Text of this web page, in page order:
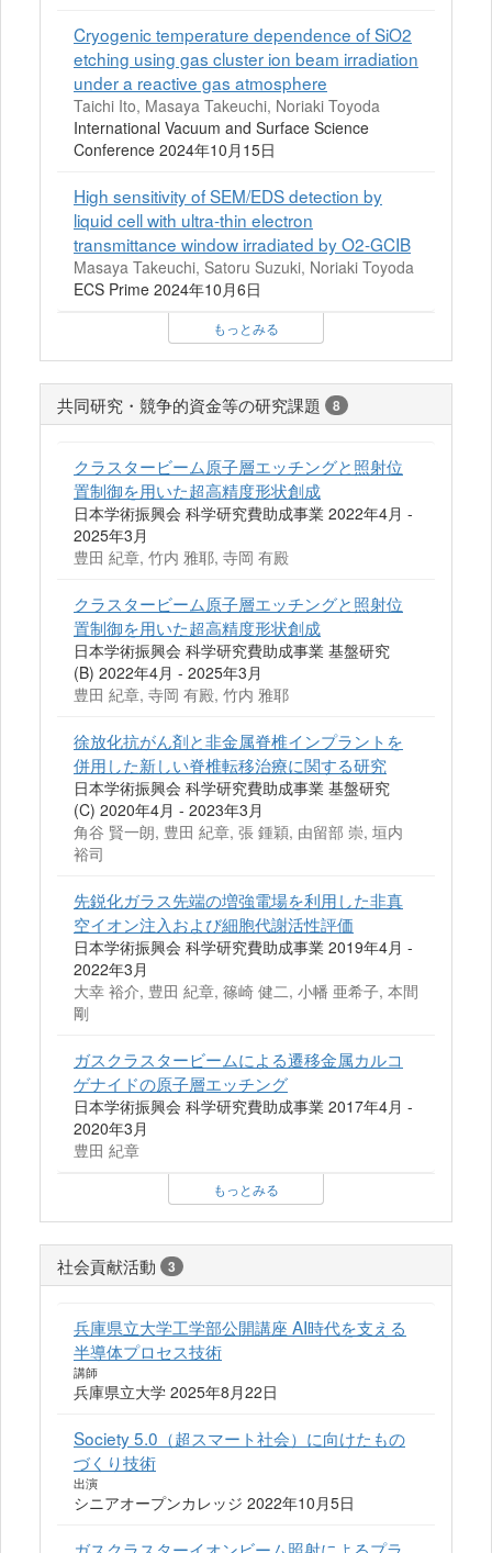
Cryogenic temperature dependence of SiO2
etching using gas cluster ion beam irradiation
under a reactive gas atmosphere
Taichi Ito, Masaya Takeuchi, Noriaki Toyoda
International Vacuum and Surface Science
Conference 2024年10月15日
High sensitivity of SEM/EDS detection by
liquid cell with ultra-thin electron
transmittance window irradiated by O2-GCIB
Masaya Takeuchi, Satoru Suzuki, Noriaki Toyoda
ECS Prime 2024年10月6日
もっとみる
共同研究・競争的資金等の研究課題 8
クラスタービーム原子層エッチングと照射位
置制御を用いた超高精度形状創成
日本学術振興会 科学研究費助成事業 2022年4月 -
2025年3月
豊田 紀章, 竹内 雅耶, 寺岡 有殿
クラスタービーム原子層エッチングと照射位
置制御を用いた超高精度形状創成
日本学術振興会 科学研究費助成事業 基盤研究
(B) 2022年4月 - 2025年3月
豊田 紀章, 寺岡 有殿, 竹内 雅耶
徐放化抗がん剤と非金属脊椎インプラントを
併用した新しい脊椎転移治療に関する研究
日本学術振興会 科学研究費助成事業 基盤研究
(C) 2020年4月 - 2023年3月
角谷 賢一朗, 豊田 紀章, 張 鍾穎, 由留部 崇, 垣内
裕司
先鋭化ガラス先端の増強電場を利用した非真
空イオン注入および細胞代謝活性評価
日本学術振興会 科学研究費助成事業 2019年4月 -
2022年3月
大幸 裕介, 豊田 紀章, 篠崎 健二, 小幡 亜希子, 本間
剛
ガスクラスタービームによる遷移金属カルコ
ゲナイドの原子層エッチング
日本学術振興会 科学研究費助成事業 2017年4月 -
2020年3月
豊田 紀章
もっとみる
社会貢献活動 3
兵庫県立大学工学部公開講座 AI時代を支える
半導体プロセス技術
講師
兵庫県立大学 2025年8月22日
Society 5.0（超スマート社会）に向けたもの
づくり技術
出演
シニアオープンカレッジ 2022年10月5日